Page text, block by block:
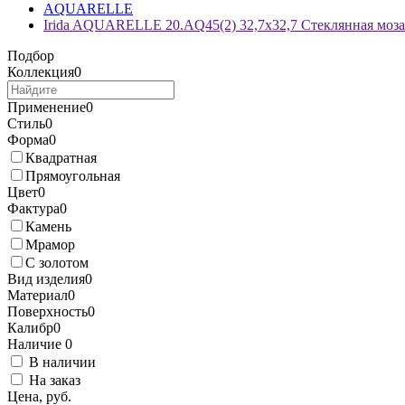
AQUARELLE
Irida AQUARELLE 20.AQ45(2) 32,7x32,7 Стеклянная
Подбор
Коллекция0
Применение0
Стиль0
Форма0
Квадратная
Прямоугольная
Цвет0
Фактура0
Камень
Мрамор
С золотом
Вид изделия0
Материал0
Поверхность0
Калибр0
Наличие 0
В наличии
На заказ
Цена, руб.